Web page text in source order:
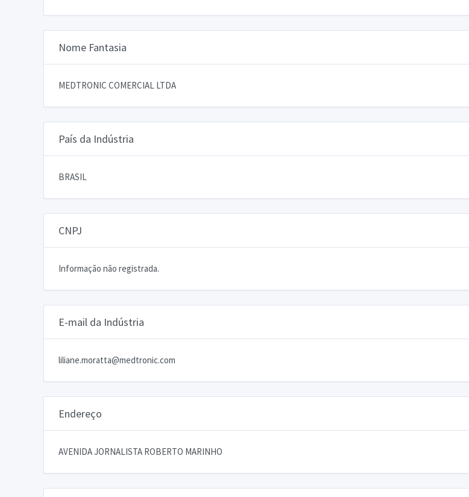
Nome Fantasia
MEDTRONIC COMERCIAL LTDA
País da Indústria
BRASIL
CNPJ
Informação não registrada.
E-mail da Indústria
liliane.moratta@medtronic.com
Endereço
AVENIDA JORNALISTA ROBERTO MARINHO